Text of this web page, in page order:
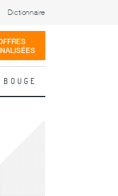
Dictionnaire